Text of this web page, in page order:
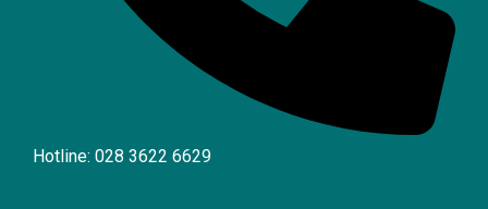
Hotline: 028 3622 6629